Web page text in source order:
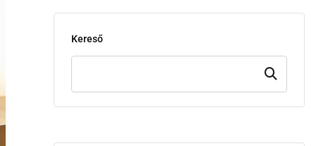
Kereső
Keresd